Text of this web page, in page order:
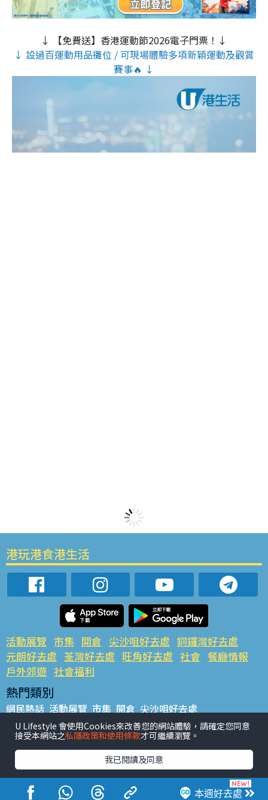
↓ 【免費送】香港運動節2026電子門票！↓
↓ 設過百運動用品攤位 / 可現場體驗多項新穎運動及觀賞
賽事🔥 ↓
本週好去處
港玩港食港生活
活動展覽 市集 開倉 尖沙咀好去處 銅鑼灣好去處
元朗好去處 荃灣好去處 旺角好去處 社會 餐廳情報
戶外郊遊 社會福利
熱門類別
網民熱話 活動展覽 市集 開倉 尖沙咀好去處
銅鑼灣好去處 元朗好去處 荃灣好去處 旺角好去處 社會
餐廳情報 戶外郊遊
熱門標籤
#UGO搵好去處 #人氣活動推介 #美食社群熱話
#親子玩樂好去處
#ULifestyle應用程式
#限時搶
U Lifestyle 會使用Cookies來改善您的網站體驗，請確定您同意
接受本網站之私隱政策和使用條款才可繼續瀏覽。
我已閱讀及同意